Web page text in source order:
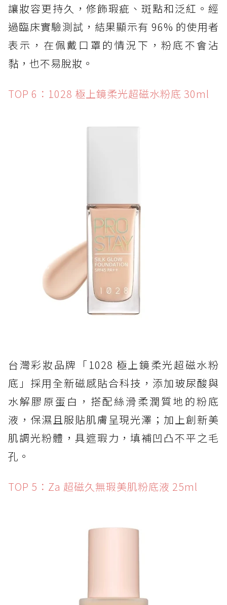
讓妝容更持久，修飾瑕疵、斑點和泛紅。經
過臨床實驗測試，結果顯示有 96% 的使用者
表示，在佩戴口罩的情況下，粉底不會沾
黏，也不易脫妝。
TOP 6：1028 極上鏡柔光超磁水粉底 30ml
台灣彩妝品牌「1028 極上鏡柔光超磁水粉
底」採用全新磁感貼合科技，添加玻尿酸與
水解膠原蛋白，搭配絲滑柔潤質地的粉底
液，保濕且服貼肌膚呈現光澤；加上創新美
肌調光粉體，具遮瑕力，填補凹凸不平之毛
孔。
TOP 5：Za 超磁久無瑕美肌粉底液 25ml